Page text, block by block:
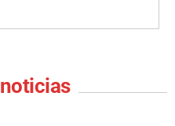
noticias